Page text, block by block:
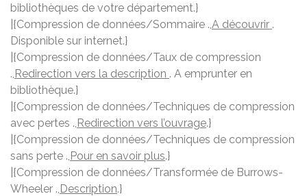
bibliothèques de votre département.}
|{Compression de données/Sommaire ., A découvrir .
Disponible sur internet.}
|{Compression de données/Taux de compression
., Redirection vers la description . A emprunter en
bibliothèque.}
|{Compression de données/Techniques de compression
avec pertes ., Redirection vers l’ouvrage.}
|{Compression de données/Techniques de compression
sans perte ., Pour en savoir plus.}
|{Compression de données/Transformée de Burrows-
Wheeler ., Description.}